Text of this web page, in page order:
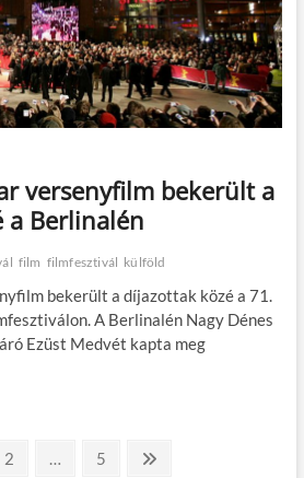
versenyfilm bekerült a
a Berlinalén
film filmfesztivál külföld
bekerült a díjazottak közé a 71.
A Berlinalén Nagy Dénes
Ezüst Medvét kapta meg
oldal
2 … oldal
5